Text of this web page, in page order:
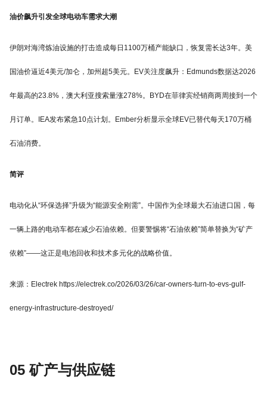
油价飙升引发全球电动车需求大潮
伊朗对海湾炼油设施的打击造成每日1100万桶产能缺口，恢复需长达3年。美
国油价逼近4美元/加仑，加州超5美元。EV关注度飙升：Edmunds数据达2026
年最高的23.8%，澳大利亚搜索量涨278%。BYD在菲律宾经销商两周接到一个
月订单。IEA发布紧急10点计划。Ember分析显示全球EV已替代每天170万桶
石油消费。
简评
电动化从“环保选择”升级为“能源安全刚需”。中国作为全球最大石油进口国，每
一辆上路的电动车都在减少石油依赖。但要警惕将“石油依赖”简单替换为“矿产
依赖”——这正是电池回收和技术多元化的战略价值。
来源：Electrek https://electrek.co/2026/03/26/car-owners-turn-to-evs-gulf-
energy-infrastructure-destroyed/
05 矿产与供应链